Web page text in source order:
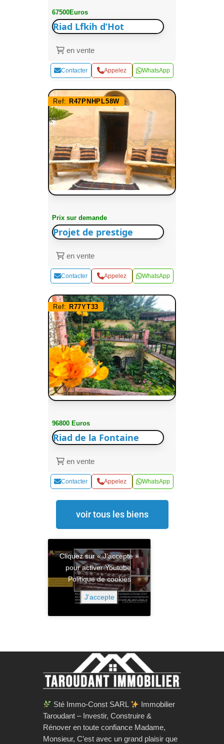
67500Euros
Riad Lfkih d’Hot
en vente
Contacter Appelez WhatsApp
Ref: R47PNHPL58W
Prix sur demande
Projet de prestige
en vente
Contacter Appelez WhatsApp
Ref: R77YT33
96800 Euros
Riad de la Fontaine
en vente
Contacter Appelez WhatsApp
voir tous les biens
Cliquez sur « J’accepte »
pour activer Youtube
Politique de cookies
J’accepte
Sté Immo-Const SARL
Immobilier
Taroudant – Investir, Construire &
Rénover en toute confiance Madame,
Monsieur, C’est avec un grand plaisir que